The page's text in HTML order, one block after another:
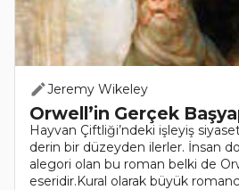
Jeremy Wikeley
Orwell’in Gerçek
Hayvan Çiftliği’ndeki işleyiş
derin bir düzeyden ilerler. İnsan
alegori olan bu roman belki de
eseridir.Kural olarak büyük